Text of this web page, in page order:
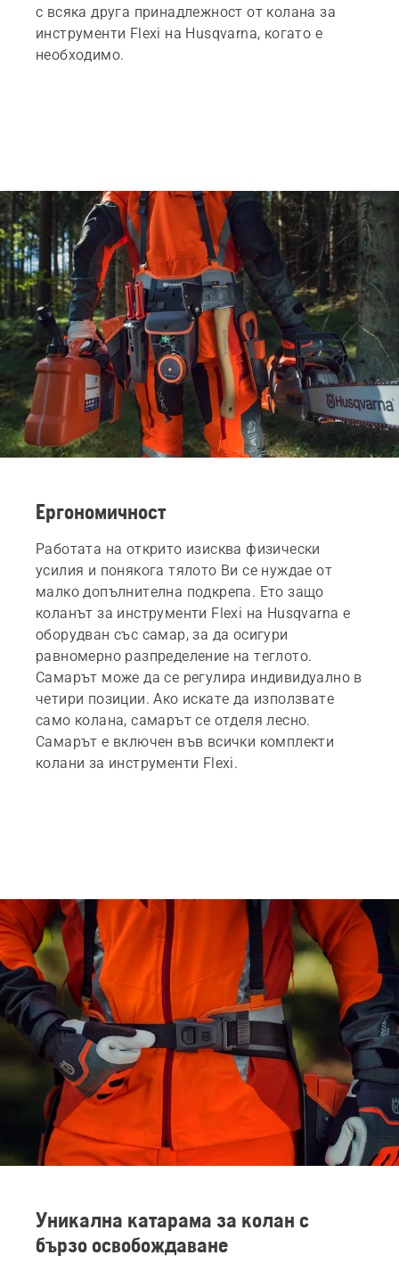
с всяка друга принадлежност от колана за
инструменти Flexi на Husqvarna, когато е
необходимо.
Ергономичност
Работата на открито изисква физически
усилия и понякога тялото Ви се нуждае от
малко допълнителна подкрепа. Ето защо
коланът за инструменти Flexi на Husqvarna е
оборудван със самар, за да осигури
равномерно разпределение на теглото.
Самарът може да се регулира индивидуално в
четири позиции. Ако искате да използвате
само колана, самарът се отделя лесно.
Самарът е включен във всички комплекти
колани за инструменти Flexi.
Уникална катарама за колан с
бързо освобождаване